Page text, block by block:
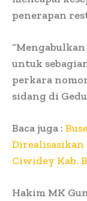
penerapan
untuk
perkara
sidang di
Baca juga :
Direalisasikan
Ciwidey Kab.
Hakim MK